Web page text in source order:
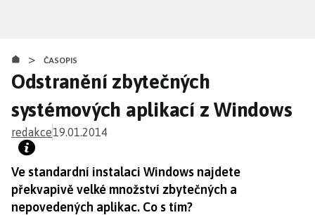
obsahu
> ČASOPIS
Odstranění zbytečných
systémových aplikací z Windows
redakce19.01.2014
Ve standardní instalaci Windows najdete
překvapivě velké množství zbytečných a
nepovedených aplikac. Co s tím?